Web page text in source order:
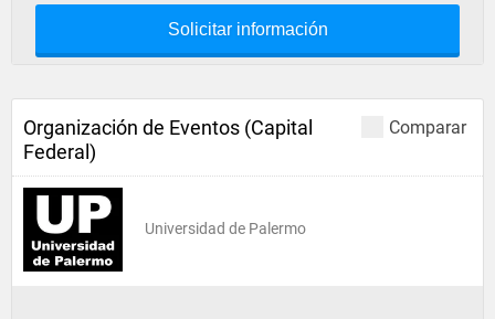
Solicitar información
Comparar
Organización de Eventos (Capital
Federal)
Universidad de Palermo